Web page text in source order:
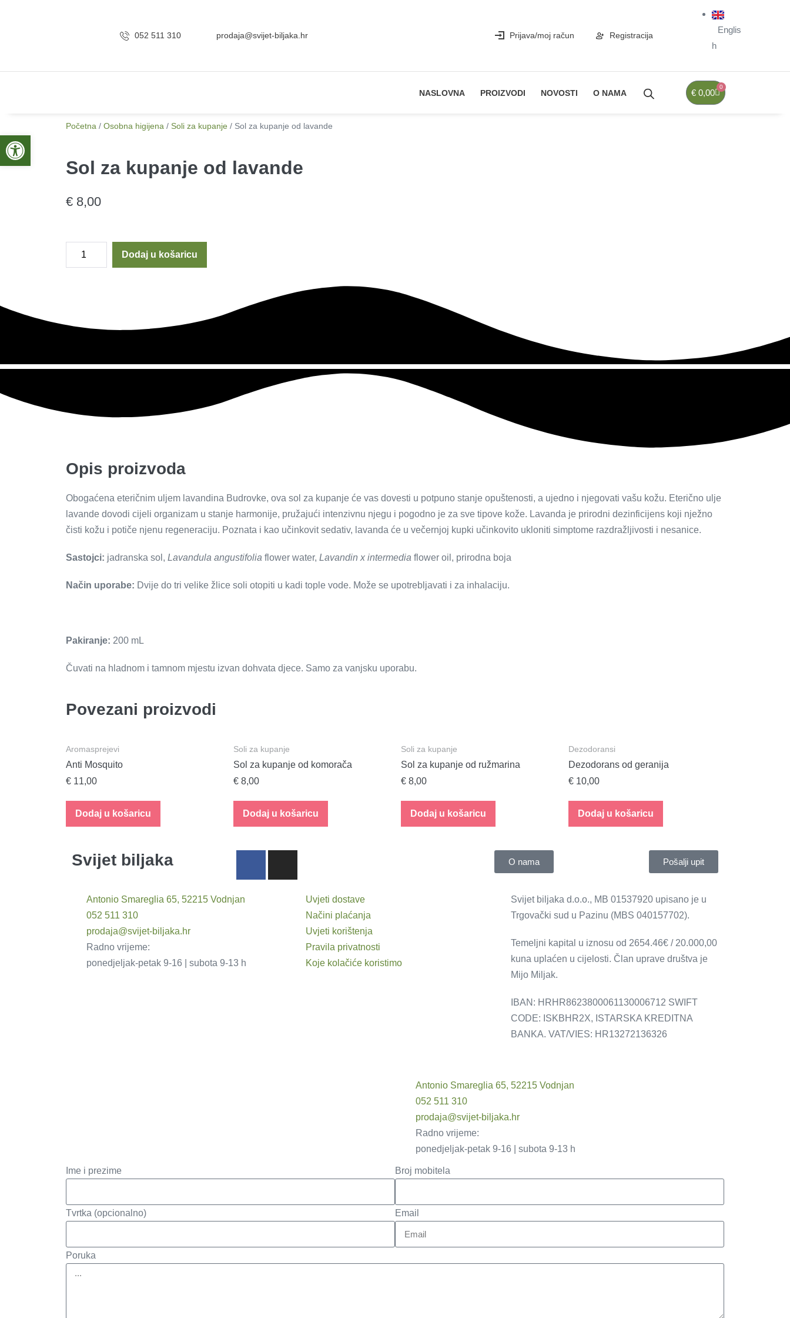
052 511 310 prodaja@svijet-biljaka.hr Prijava/moj račun Registracija
Englis
h
NASLOVNA PROIZVODI NOVOSTI O NAMA € 0,00
0
Početna / Osobna higijena / Soli za kupanje / Sol za kupanje od lavande
Sol za kupanje od lavande
€ 8,00
Dodaj u košaricu
Opis proizvoda
Obogaćena eteričnim uljem lavandina Budrovke, ova sol za kupanje će vas dovesti u potpuno stanje opuštenosti, a ujedno i njegovati vašu kožu. Eterično ulje
lavande dovodi cijeli organizam u stanje harmonije, pružajući intenzivnu njegu i pogodno je za sve tipove kože. Lavanda je prirodni dezinficijens koji nježno
čisti kožu i potiče njenu regeneraciju. Poznata i kao učinkovit sedativ, lavanda će u večernjoj kupki učinkovito ukloniti simptome razdražljivosti i nesanice.
Sastojci: jadranska sol, Lavandula angustifolia flower water, Lavandin x intermedia flower oil, prirodna boja
Način uporabe: Dvije do tri velike žlice soli otopiti u kadi tople vode. Može se upotrebljavati i za inhalaciju.
Pakiranje: 200 mL
Čuvati na hladnom i tamnom mjestu izvan dohvata djece. Samo za vanjsku uporabu.
Povezani proizvodi
Aromasprejevi
Anti Mosquito
€ 11,00
Dodaj u košaricu
Soli za kupanje
Sol za kupanje od komorača
€ 8,00
Dodaj u košaricu
Soli za kupanje
Sol za kupanje od ružmarina
€ 8,00
Dodaj u košaricu
Dezodoransi
Dezodorans od geranija
€ 10,00
Dodaj u košaricu
Svijet biljaka O nama Pošalji upit
Antonio Smareglia 65, 52215 Vodnjan
052 511 310
prodaja@svijet-biljaka.hr
Radno vrijeme:
ponedjeljak-petak 9-16 | subota 9-13 h
Uvjeti dostave
Načini plaćanja
Uvjeti korištenja
Pravila privatnosti
Koje kolačiće koristimo
Svijet biljaka d.o.o., MB 01537920 upisano je u
Trgovački sud u Pazinu (MBS 040157702).
Temeljni kapital u iznosu od 2654.46€ / 20.000,00
kuna uplaćen u cijelosti. Član uprave društva je
Mijo Miljak.
IBAN: HRHR8623800061130006712 SWIFT
CODE: ISKBHR2X, ISTARSKA KREDITNA
BANKA. VAT/VIES: HR13272136326
Antonio Smareglia 65, 52215 Vodnjan
052 511 310
prodaja@svijet-biljaka.hr
Radno vrijeme:
ponedjeljak-petak 9-16 | subota 9-13 h
Ime i prezime Broj mobitela
Tvrtka (opcionalno) Email
Poruka
Open toolbar